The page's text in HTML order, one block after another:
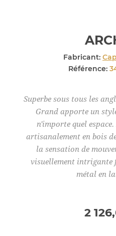
Fabricant:
Référence:
Superbe sous tous les
Grand apporte un
n'importe quel
artisanalement en bois
la sensation de
visuellement intrigante
métal en
2